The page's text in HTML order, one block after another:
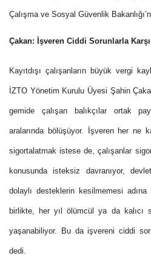
Çalışma ve Sosyal Güvenlik
Çakan: İşveren Ciddi Sorunlarla Karşı
Kayıtdışı çalışanların büyük vergi
İZTO Yönetim Kurulu Üyesi Şahin
gemide çalışan balıkçılar ortak
aralarında bölüşüyor. İşveren her ne
sigortalatmak istese de, çalışanlar
konusunda isteksiz davranıyor,
dolaylı desteklerin kesilmemesi
birlikte, her yıl ölümcül ya da kalıcı
yaşanabiliyor. Bu da işvereni ciddi
dedi.